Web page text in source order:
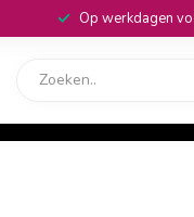
Op werkdagen